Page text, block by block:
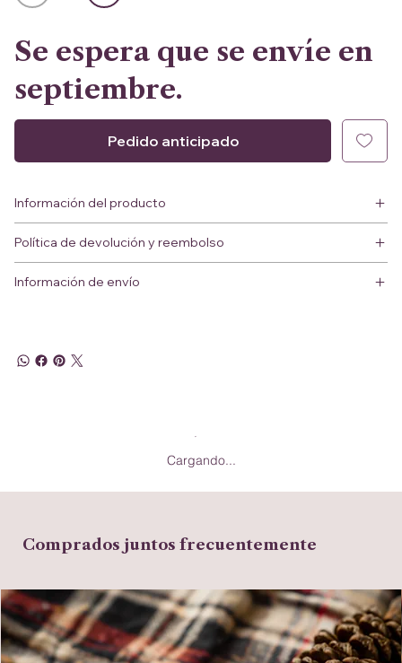
Se espera que se envíe en
septiembre.
Pedido anticipado
Información del producto
Política de devolución y reembolso
Información de envío
Cargando...
Comprados juntos frecuentemente